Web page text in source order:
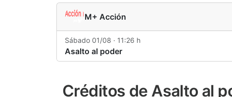
M+ Acción
Sábado 01/08 · 11:26 h
Asalto al poder
Créditos de Asalto al